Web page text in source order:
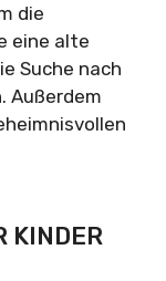
die
eine alte
Suche nach
Außerdem
KINDER